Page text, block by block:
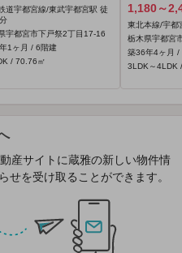
道宇都宮線/東武宇都宮駅 徒
宇都宮市下戸祭2丁目17-16
1ヶ月 / 6階建
/ 70.76㎡
1,180～
東北本線/宇都
栃木県宇都宮
築36年4ヶ月 /
3LDK～4LDK
産サイトに蔵雅の新しい物件情
せを受け取ることができます。